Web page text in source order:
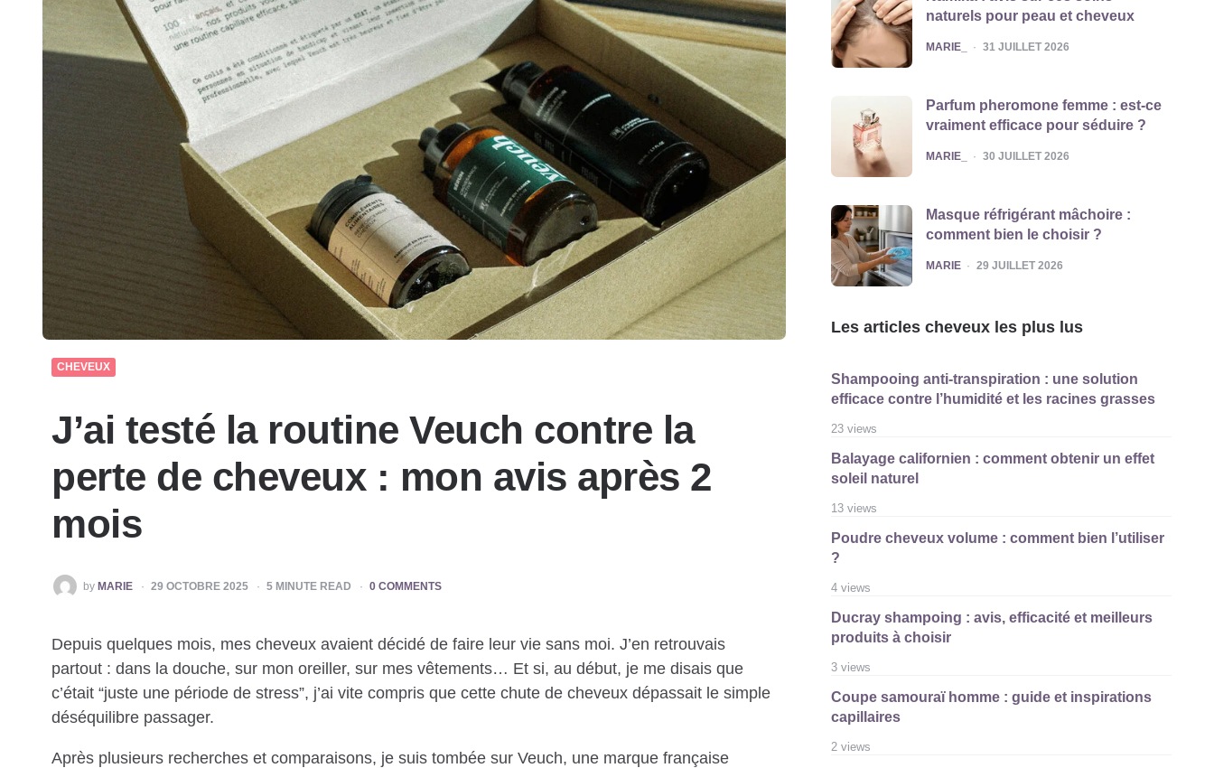
CHEVEUX
J’ai testé la routine Veuch contre la
perte de cheveux : mon avis après 2
mois
POSTED
BY
by MARIE 29 OCTOBRE 2025 5 MINUTE READ 0 COMMENTS
Depuis quelques mois, mes cheveux avaient décidé de faire leur vie sans moi. J’en retrouvais
partout : dans la douche, sur mon oreiller, sur mes vêtements… Et si, au début, je me disais que
c’était “juste une période de stress”, j’ai vite compris que cette chute de cheveux dépassait le simple
déséquilibre passager.
Après plusieurs recherches et comparaisons, je suis tombée sur Veuch, une marque française
naturels pour peau et cheveux
POSTED
MARIE_ 31 JUILLET 2026
Parfum pheromone femme : est-ce
vraiment efficace pour séduire ?
POSTED
MARIE_ 30 JUILLET 2026
Masque réfrigérant mâchoire :
comment bien le choisir ?
POSTED
MARIE 29 JUILLET 2026
Les articles cheveux les plus lus
Shampooing anti-transpiration : une solution
efficace contre l’humidité et les racines grasses
23 views
Balayage californien : comment obtenir un effet
soleil naturel
13 views
Poudre cheveux volume : comment bien l’utiliser
?
4 views
Ducray shampoing : avis, efficacité et meilleurs
produits à choisir
3 views
Coupe samouraï homme : guide et inspirations
capillaires
2 views